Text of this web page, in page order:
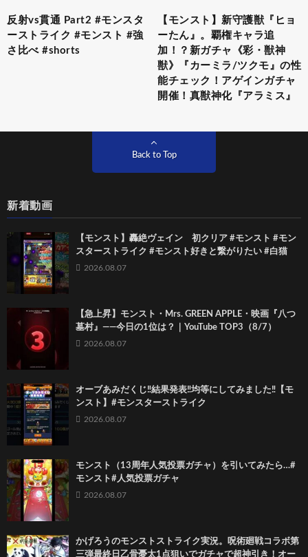
反射vs貫通 Part2 #モンスタ
ーストライク #モンスト #強
さ比べ #shorts
【モンスト】新守護獣『ヒョ
ーたん』。覇権キャラ追
加！？新ガチャ《彩・獣神
獣》『カーミラ/ツクモ』の性
能チェック！アゲインガチャ
開催！真獣神化『アラミス』
Back to Top
新着動画
【モンスト】轟絶ヴェイン 初クリア #モンスト #モン
スターストライク #モンスト好きと繋がりたい #白猫
2026.08.07
【急上昇】モンスト・Mrs. GREEN APPLE・映画『八つ
墓村』――今日の1位は？｜YouTube TOP3（8/7）
2026.08.07
オーブあみだくじ‼️結果発表‼️均等にしてみました‼️【モ
ンスト】#モンスターストライク
2026.08.07
モンスト（13周年人気投票ガチャ）を引いてみたら…#
モンスト#人気投票ガチャ
2026.08.07
かげろうのモンストストライク実況。呪術廻戦コラボ第
三弾最終日乙骨憂太1点狙いでガチャで超神引き！オー